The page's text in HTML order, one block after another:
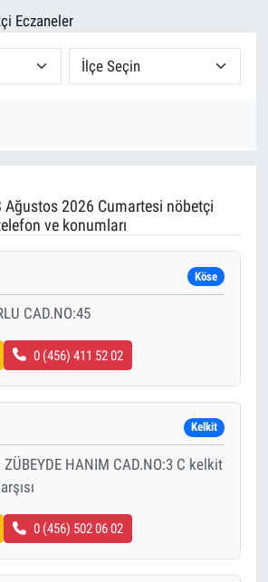
2026 Cumartesi nöbetçi
ve konumları
Köse
CAD.NO:45
0 (456) 411 52 02
Kelkit
ZÜBEYDE HANIM CAD.NO:3 C kelkit
0 (456) 502 06 02